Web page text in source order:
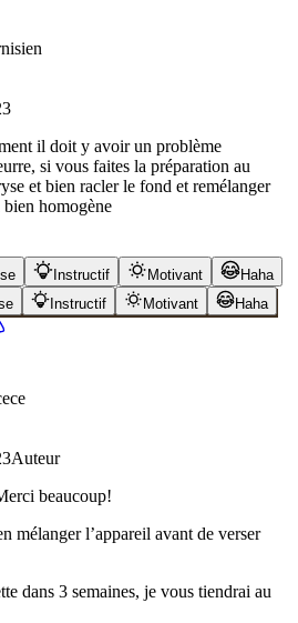
il doit y avoir un problème
si vous faites la préparation au
et bien racler le fond et remélanger
homogène
Instructif Motivant
Haha
Instructif Motivant
Haha
Auteur
beaucoup!
mélanger l’appareil avant de verser
dans 3 semaines, je vous tiendrai au